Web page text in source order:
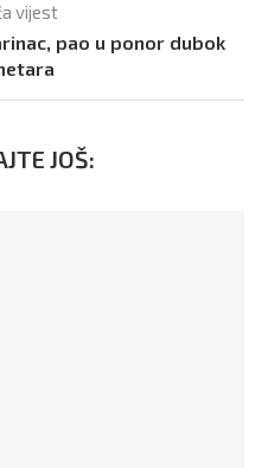
vijest
pao u ponor dubok
JOŠ: